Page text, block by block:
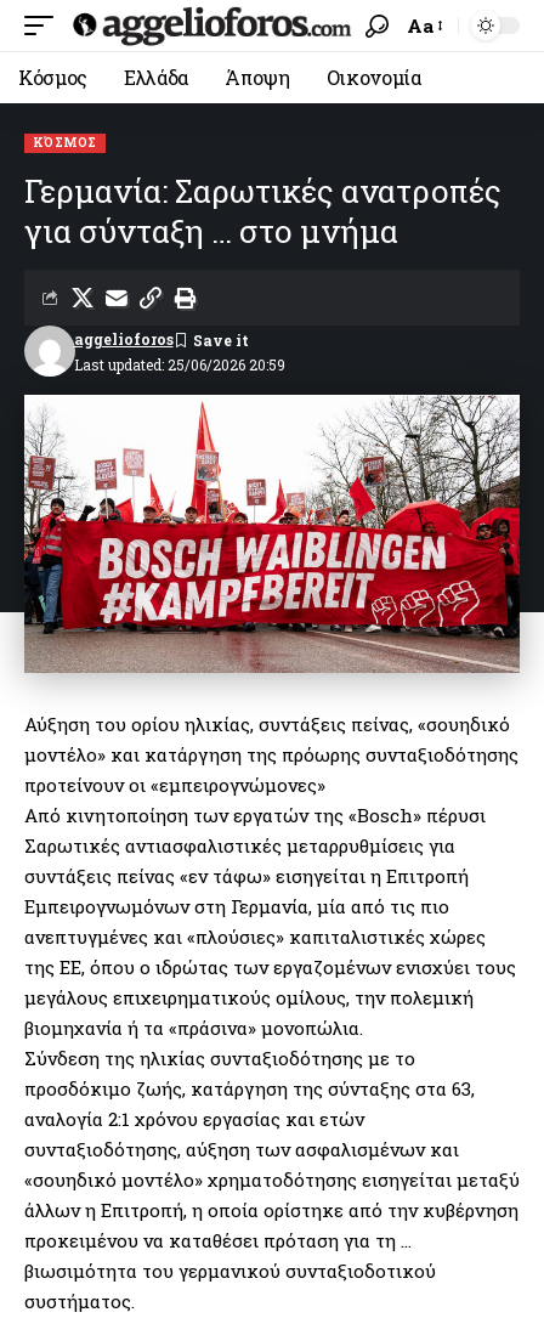
Aa
Κόσμος Ελλάδα Άποψη Οικονομία
ΚΌΣΜΟΣ
Γερμανία: Σαρωτικές ανατροπές
για σύνταξη … στο μνήμα
Last updated: 25/06/2026 20:59
aggelioforos
Αύξηση του ορίου ηλικίας, συντάξεις πείνας, «σουηδικό
μοντέλο» και κατάργηση της πρόωρης συνταξιοδότησης
προτείνουν οι «εμπειρογνώμονες»
Από κινητοποίηση των εργατών της «Bosch» πέρυσι
Σαρωτικές αντιασφαλιστικές μεταρρυθμίσεις για
συντάξεις πείνας «εν τάφω» εισηγείται η Επιτροπή
Εμπειρογνωμόνων στη Γερμανία, μία από τις πιο
ανεπτυγμένες και «πλούσιες» καπιταλιστικές χώρες
της ΕΕ, όπου ο ιδρώτας των εργαζομένων ενισχύει τους
μεγάλους επιχειρηματικούς ομίλους, την πολεμική
βιομηχανία ή τα «πράσινα» μονοπώλια.
Σύνδεση της ηλικίας συνταξιοδότησης με το
προσδόκιμο ζωής, κατάργηση της σύνταξης στα 63,
αναλογία 2:1 χρόνου εργασίας και ετών
συνταξιοδότησης, αύξηση των ασφαλισμένων και
«σουηδικό μοντέλο» χρηματοδότησης εισηγείται μεταξύ
άλλων η Επιτροπή, η οποία ορίστηκε από την κυβέρνηση
προκειμένου να καταθέσει πρόταση για τη …
βιωσιμότητα του γερμανικού συνταξιοδοτικού
συστήματος.